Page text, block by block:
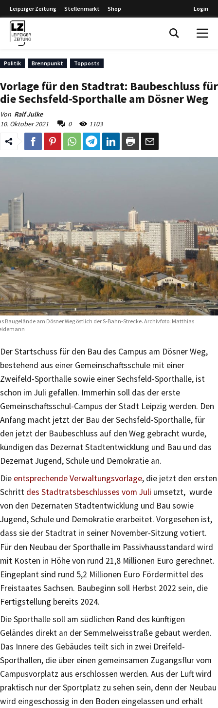
Leipziger Zeitung Stellenmarkt Shop Login
Politik Brennpunkt Topposts
Vorlage für den Stadtrat: Baubeschluss für
die Sechsfeld-Sporthalle am Dösner Weg
Von Ralf Julke
10. Oktober 2021
0 1103
Baugelände am Dösner Weg östlich der S-Bahn-Strecke. Archivfoto: Matthias
Der Startschuss für den Bau des Campus am Dösner Weg,
bestehend aus einer Gemeinschaftsschule mit einer
Zweifeld-Sporthalle sowie einer Sechsfeld-Sporthalle, ist
schon im Juli gefallen. Immerhin soll das der erste
Gemeinschaftsschul-Campus der Stadt Leipzig werden. Den
Anfang macht jetzt der Bau der Sechsfeld-Sporthalle, für
den jetzt der Baubeschluss auf den Weg gebracht wurde,
kündigen das Dezernat Stadtentwicklung und Bau und das
Dezernat Jugend, Schule und Demokratie an.
Die entsprechende Verwaltungsvorlage, die jetzt den ersten
Schritt des Stadtratsbeschlusses vom Juli umsetzt, wurde
von den Dezernaten Stadtentwicklung und Bau sowie
Jugend, Schule und Demokratie erarbeitet. Vorgesehen ist,
dass sie der Stadtrat in seiner November-Sitzung votiert.
Für den Neubau der Sporthalle im Passivhausstandard wird
mit Kosten in Höhe von rund 21,8 Millionen Euro gerechnet.
Eingeplant sind rund 5,2 Millionen Euro Fördermittel des
Freistaates Sachsen. Baubeginn soll Herbst 2022 sein, die
Fertigstellung bereits 2024.
Die Sporthalle soll am südlichen Rand des künftigen
Geländes direkt an der Semmelweisstraße gebaut werden.
Das Innere des Gebäudes teilt sich in zwei Dreifeld-
Sporthallen, die über einen gemeinsamen Zugangsflur vom
Campusvorplatz aus erschlossen werden. Aus der Luft wird
praktisch nur der Sportplatz zu sehen sein, denn der Neubau
wird eingeschossig in den Boden eingelassen und erhält